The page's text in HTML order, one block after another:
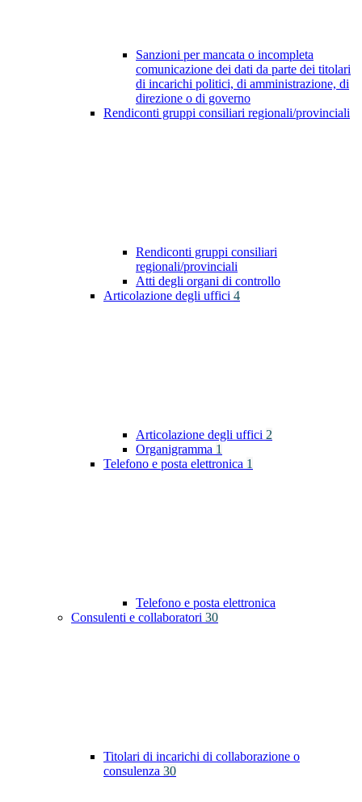
Sanzioni per mancata o incompleta
comunicazione dei dati da parte dei titolari
di incarichi politici, di amministrazione, di
direzione o di governo
Rendiconti gruppi consiliari regionali/provinciali
Rendiconti gruppi consiliari
regionali/provinciali
Atti degli organi di controllo
Articolazione degli uffici 4
Articolazione degli uffici 2
Organigramma 1
Telefono e posta elettronica 1
Telefono e posta elettronica
Consulenti e collaboratori 30
Titolari di incarichi di collaborazione o
consulenza 30